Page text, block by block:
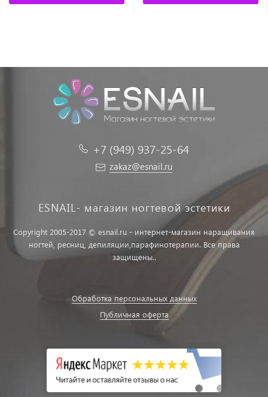
+7 (949) 937-25-64
zakaz@esnail.ru
ESNAIL- магазин ногтевой эстетики
Copyright 2005-2017 © esnail.ru - интернет-магазин наращивания
ногтей, ресниц, депиляции,парафинотерапии. Все права
защищены..
Обработка персональных данных
Публичная оферта